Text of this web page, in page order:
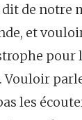
dit de notre
et
Vouloir
les